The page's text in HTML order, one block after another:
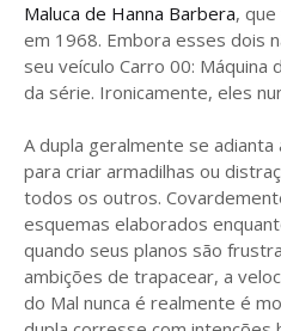
Maluca de Hanna Barbera,
em 1968. Embora esses dois
seu veículo Carro 00: Máquina
da série. Ironicamente, eles
A dupla geralmente se
para criar armadilhas ou
todos os outros.
esquemas elaborados
quando seus planos são
ambições de trapacear, a
do Mal nunca é realmente é